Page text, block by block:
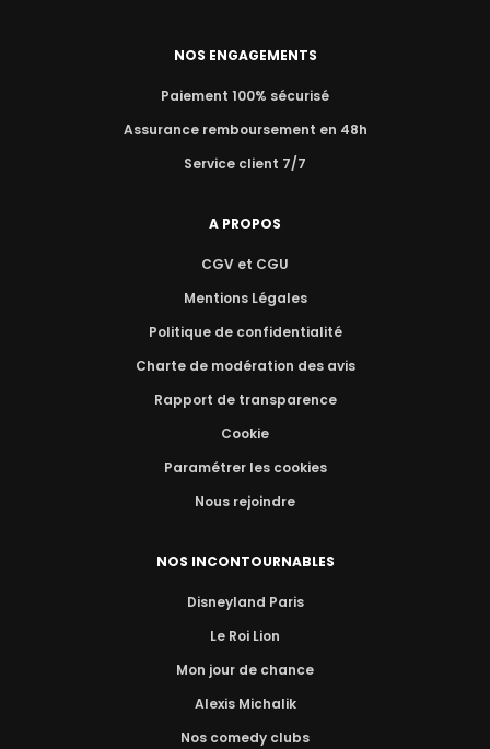
NOS ENGAGEMENTS
Paiement 100% sécurisé
Assurance remboursement en 48h
Service client 7/7
A PROPOS
CGV et CGU
Mentions Légales
Politique de confidentialité
Charte de modération des avis
Rapport de transparence
Cookie
Paramétrer les cookies
Nous rejoindre
NOS INCONTOURNABLES
Disneyland Paris
Le Roi Lion
Mon jour de chance
Alexis Michalik
Nos comedy clubs